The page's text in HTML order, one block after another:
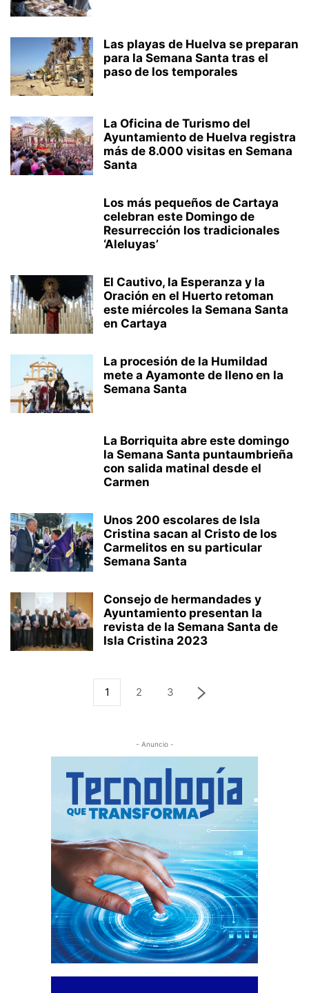
Las playas de Huelva se preparan
para la Semana Santa tras el
paso de los temporales
La Oficina de Turismo del
Ayuntamiento de Huelva registra
más de 8.000 visitas en Semana
Santa
Los más pequeños de Cartaya
celebran este Domingo de
Resurrección los tradicionales
‘Aleluyas’
El Cautivo, la Esperanza y la
Oración en el Huerto retoman
este miércoles la Semana Santa
en Cartaya
La procesión de la Humildad
mete a Ayamonte de lleno en la
Semana Santa
La Borriquita abre este domingo
la Semana Santa puntaumbrieña
con salida matinal desde el
Carmen
Unos 200 escolares de Isla
Cristina sacan al Cristo de los
Carmelitos en su particular
Semana Santa
Consejo de hermandades y
Ayuntamiento presentan la
revista de la Semana Santa de
Isla Cristina 2023
1 2 3
- Anuncio -